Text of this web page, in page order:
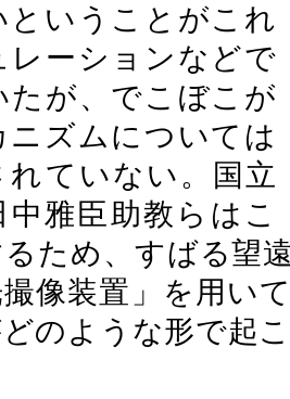
ということがこれ
レーションなどで
たが、でこぼこが
ニズムについては
れていない。国立
雅臣助教らはこ
ため、すばる望
像装置」を用い
のような形で起